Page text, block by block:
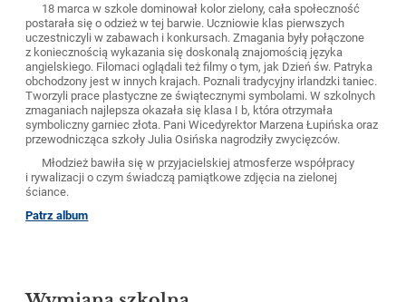
18 marca w szkole dominował kolor zielony, cała społeczność
postarała się o odzież w tej barwie. Uczniowie klas pierwszych
uczestniczyli w zabawach i konkursach. Zmagania były połączone
z koniecznością wykazania się doskonalą znajomością języka
angielskiego. Filomaci oglądali też filmy o tym, jak Dzień św. Patryka
obchodzony jest w innych krajach. Poznali tradycyjny irlandzki taniec.
Tworzyli prace plastyczne ze świątecznymi symbolami. W szkolnych
zmaganiach najlepsza okazała się klasa I b, która otrzymała
symboliczny garniec złota. Pani Wicedyrektor Marzena Łupińska oraz
przewodnicząca szkoły Julia Osińska nagrodziły zwycięzców.
Młodzież bawiła się w przyjacielskiej atmosferze współpracy
i rywalizacji o czym świadczą pamiątkowe zdjęcia na zielonej
ściance.
Patrz album